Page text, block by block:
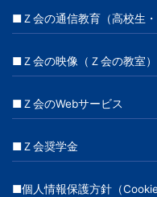
■Ｚ会の通信教育（高校生・
■Ｚ会の映像（Ｚ会の教室）
■Ｚ会のWebサービス
■Ｚ会奨学金
■個人情報保護方針（